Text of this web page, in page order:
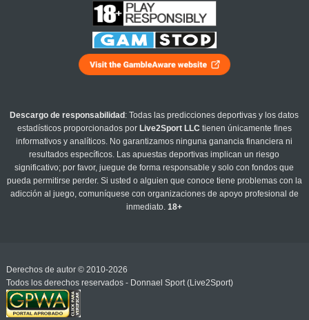
Descargo de responsabilidad : Todas las predicciones deportivas y los datos
estadísticos proporcionados por Live2Sport LLC tienen únicamente fines
informativos y analíticos. No garantizamos ninguna ganancia financiera ni
resultados específicos. Las apuestas deportivas implican un riesgo
significativo; por favor, juegue de forma responsable y solo con fondos que
pueda permitirse perder. Si usted o alguien que conoce tiene problemas con la
adicción al juego, comuníquese con organizaciones de apoyo profesional de
inmediato.18+
Derechos de autor © 2010-2026
Todos los derechos reservados - Donnael Sport (Live2Sport)